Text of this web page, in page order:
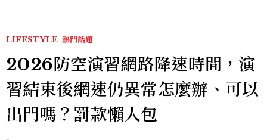
LIFESTYLE 熱門話題
2026防空演習網路降速時間，演
習結束後網速仍異常怎麼辦、可以
出門嗎？罰款懶人包